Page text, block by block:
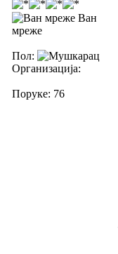
Ван
мреже
Пол:
Организација:
Поруке: 76